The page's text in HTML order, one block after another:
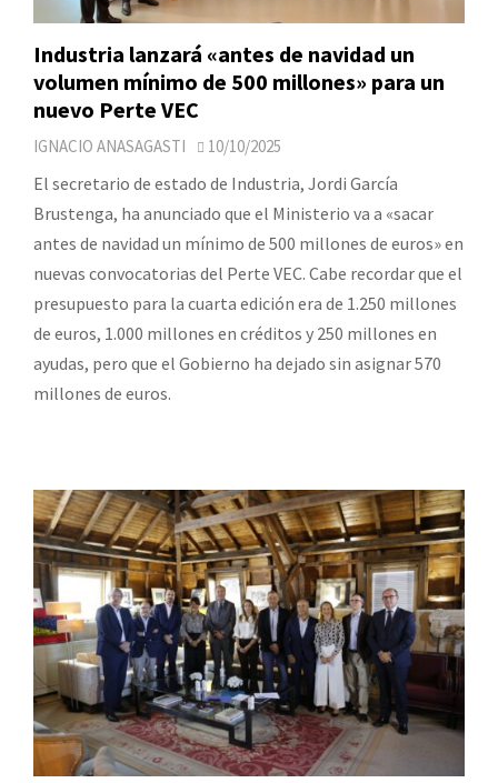
Industria lanzará «antes de navidad un
volumen mínimo de 500 millones» para un
nuevo Perte VEC
IGNACIO ANASAGASTI 10/10/2025
El secretario de estado de Industria, Jordi García
Brustenga, ha anunciado que el Ministerio va a «sacar
antes de navidad un mínimo de 500 millones de euros» en
nuevas convocatorias del Perte VEC. Cabe recordar que el
presupuesto para la cuarta edición era de 1.250 millones
de euros, 1.000 millones en créditos y 250 millones en
ayudas, pero que el Gobierno ha dejado sin asignar 570
millones de euros.